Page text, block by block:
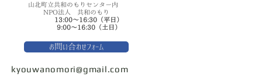
山北町立共和のもりセンター内
NPO法人 共和のもり
13:00～16:30（平日）
9:00〜16:30（土日）
お問い合わせフォーム
kyouwanomori@gmail.com